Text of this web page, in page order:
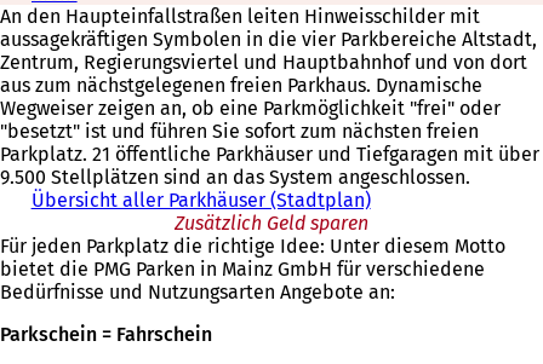
Ö
f
f
n
e
t
i
n
e
n
e
m
e
An den Haupteinfallstraßen leiten Hinweisschilder mit
aussagekräftigen Symbolen in die vier Parkbereiche Altstadt,
Zentrum, Regierungsviertel und Hauptbahnhof und von dort
aus zum nächstgelegenen freien Parkhaus. Dynamische
Wegweiser zeigen an, ob eine Parkmöglichkeit "frei" oder
"besetzt" ist und führen Sie sofort zum nächsten freien
Parkplatz. 21 öffentliche Parkhäuser und Tiefgaragen mit über
9.500 Stellplätzen sind an das System angeschlossen.
Übersicht aller Parkhäuser (Stadtplan)
Zusätzlich Geld sparen
Für jeden Parkplatz die richtige Idee: Unter diesem Motto
bietet die PMG Parken in Mainz GmbH für verschiedene
Bedürfnisse und Nutzungsarten Angebote an:
Parkschein = Fahrschein